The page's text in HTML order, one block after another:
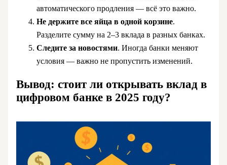
автоматического продления — всё это важно.
Не держите все яйца в одной корзине.
Разделите сумму на 2–3 вклада в разных банках.
Следите за новостями. Иногда банки меняют
условия — важно не пропустить изменений.
Вывод: стоит ли открывать вклад в
цифровом банке в 2025 году?